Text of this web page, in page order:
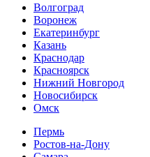
Волгоград
Воронеж
Екатеринбург
Казань
Краснодар
Красноярск
Нижний Новгород
Новосибирск
Омск
Пермь
Ростов-на-Дону